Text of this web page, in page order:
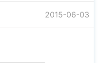
2015-06-03